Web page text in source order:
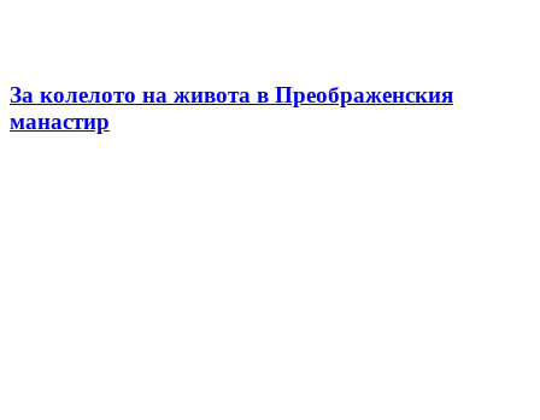
За колелото на живота в Преображенския
манастир